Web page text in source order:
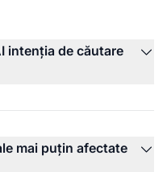
intenția de căutare
mai puțin afectate